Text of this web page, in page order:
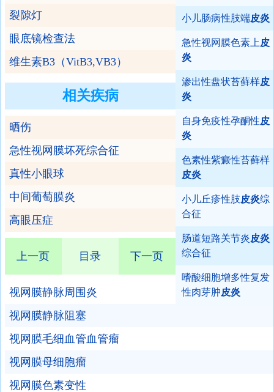
小儿肠病性肢端皮炎
急性视网膜色素上 皮
炎
渗出性盘状苔藓样皮
炎
自身免疫性孕酮性皮
炎
色素性紫癜性苔藓样
皮炎
小儿丘疹性肢皮炎综
合征
肠道短路关节炎皮炎
综合征
嗜酸细胞增多性复发
性肉芽肿皮炎
裂隙灯
眼底镜检查法
维生素B3（VitB3,VB3）
相关疾病
晒伤
急性视网膜坏死综合征
真性小眼球
中间葡萄膜炎
高眼压症
上一页 目录 下一页
视网膜静脉周围炎
视网膜静脉阻塞
视网膜毛细血管血管瘤
视网膜母细胞瘤
视网膜色素变性